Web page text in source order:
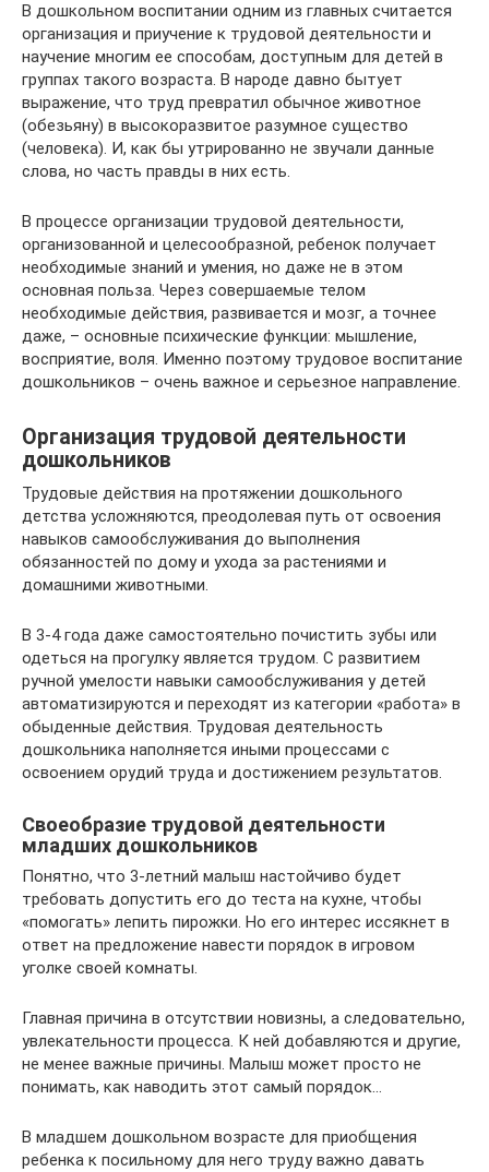
В дошкольном воспитании одним из главных считается
организация и приучение к трудовой деятельности и
научение многим ее способам, доступным для детей в
группах такого возраста. В народе давно бытует
выражение, что труд превратил обычное животное
(обезьяну) в высокоразвитое разумное существо
(человека). И, как бы утрированно не звучали данные
слова, но часть правды в них есть.
В процессе организации трудовой деятельности,
организованной и целесообразной, ребенок получает
необходимые знаний и умения, но даже не в этом
основная польза. Через совершаемые телом
необходимые действия, развивается и мозг, а точнее
даже, – основные психические функции: мышление,
восприятие, воля. Именно поэтому трудовое воспитание
дошкольников – очень важное и серьезное направление.
Организация трудовой деятельности
дошкольников
Трудовые действия на протяжении дошкольного
детства усложняются, преодолевая путь от освоения
навыков самообслуживания до выполнения
обязанностей по дому и ухода за растениями и
домашними животными.
В 3-4 года даже самостоятельно почистить зубы или
одеться на прогулку является трудом. С развитием
ручной умелости навыки самообслуживания у детей
автоматизируются и переходят из категории «работа» в
обыденные действия. Трудовая деятельность
дошкольника наполняется иными процессами с
освоением орудий труда и достижением результатов.
Своеобразие трудовой деятельности
младших дошкольников
Понятно, что 3-летний малыш настойчиво будет
требовать допустить его до теста на кухне, чтобы
«помогать» лепить пирожки. Но его интерес иссякнет в
ответ на предложение навести порядок в игровом
уголке своей комнаты.
Главная причина в отсутствии новизны, а следовательно,
увлекательности процесса. К ней добавляются и другие,
не менее важные причины. Малыш может просто не
понимать, как наводить этот самый порядок…
В младшем дошкольном возрасте для приобщения
ребенка к посильному для него труду важно давать